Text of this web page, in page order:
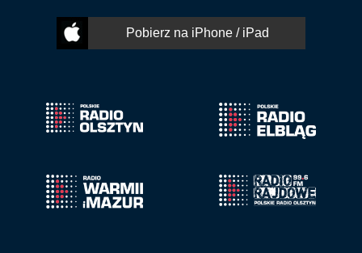
Pobierz na iPhone / iPad